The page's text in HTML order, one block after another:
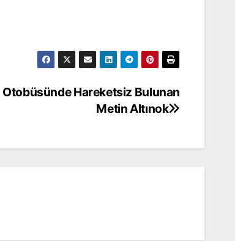
Otobüsünde Hareketsiz Bulunan
Metin Altınok